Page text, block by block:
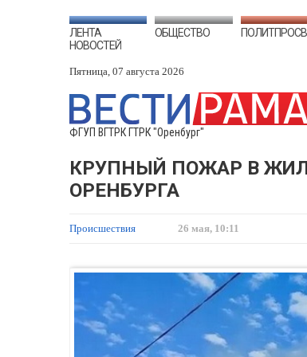
ЛЕНТА
НОВОСТЕЙ
ОБЩЕСТВО
Пятница, 07 августа 2026
ФГУП ВГТРК ГТРК "Оренбург"
КРУПНЫЙ ПОЖАР В
ОРЕНБУРГА
Происшествия 26 мая, 10:11